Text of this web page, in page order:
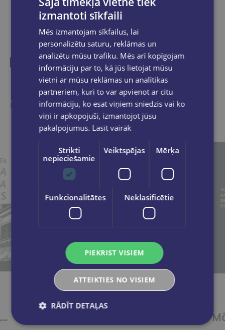
Līdzīgas preces
Ieskaties, varbūt noder
Maigā pilsēta. Plānojuma idejas ērtai dzīvei pilsētā
izmantoti sīkfaili
Mēs izmantojam sīkfailus, lai
personalizētu saturu, reklāmas un
analizētu mūsu trafiku. Mēs arī kopīgojam
informāciju par to, kā jūs lietojat mūsu
vietni ar mūsu reklāmas un analītikas
partneriem, kuri to var apvienot ar citu
informāciju, ko esat viņiem sniedzis vai ko
viņi ir apkopojuši, izmantojot jūsu
pakalpojumus. Lasīt vairāk
Strikti
nepieciešamie
Veiktspējas Mērķa
Funkcionalitātes Neklasificētie
PIEKRIST VISIEM
ATTEIKTIES NO VISIEM
RĀDĪT DETAĻAS